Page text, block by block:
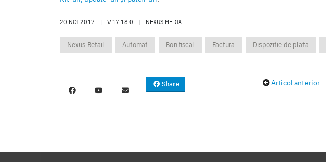
20 NOI 2017 | V.17.18.0 | NEXUS MEDIA
Nexus Retail Automat Bon fiscal Factura Dispozitie de plata
Share Articol anterior